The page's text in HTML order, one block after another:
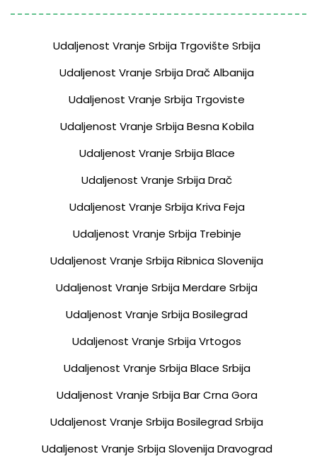
Udaljenost Vranje Srbija Trgovište Srbija
Udaljenost Vranje Srbija Drač Albanija
Udaljenost Vranje Srbija Trgoviste
Udaljenost Vranje Srbija Besna Kobila
Udaljenost Vranje Srbija Blace
Udaljenost Vranje Srbija Drač
Udaljenost Vranje Srbija Kriva Feja
Udaljenost Vranje Srbija Trebinje
Udaljenost Vranje Srbija Ribnica Slovenija
Udaljenost Vranje Srbija Merdare Srbija
Udaljenost Vranje Srbija Bosilegrad
Udaljenost Vranje Srbija Vrtogos
Udaljenost Vranje Srbija Blace Srbija
Udaljenost Vranje Srbija Bar Crna Gora
Udaljenost Vranje Srbija Bosilegrad Srbija
Udaljenost Vranje Srbija Slovenija Dravograd